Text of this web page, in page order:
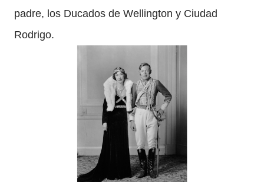
padre, los Ducados de Wellington y Ciudad
Rodrigo.